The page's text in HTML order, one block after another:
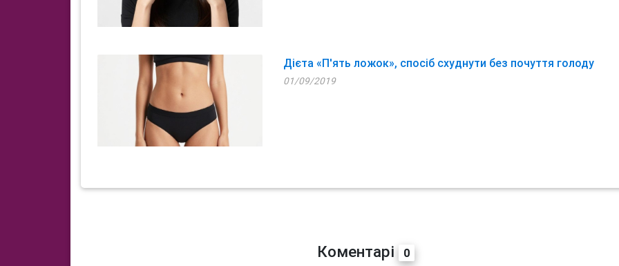
Дієта «П'ять ложок», спосіб схуднути без почуття голоду
01/09/2019
Коментарі 0